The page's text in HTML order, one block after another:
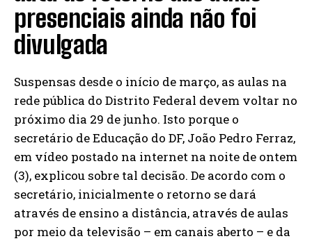
presenciais ainda não foi
divulgada
Suspensas desde o início de março, as aulas na
rede pública do Distrito Federal devem voltar no
próximo dia 29 de junho. Isto porque o
secretário de Educação do DF, João Pedro Ferraz,
em vídeo postado na internet na noite de ontem
(3), explicou sobre tal decisão. De acordo com o
secretário, inicialmente o retorno se dará
através de ensino a distância, através de aulas
por meio da televisão – em canais aberto – e da